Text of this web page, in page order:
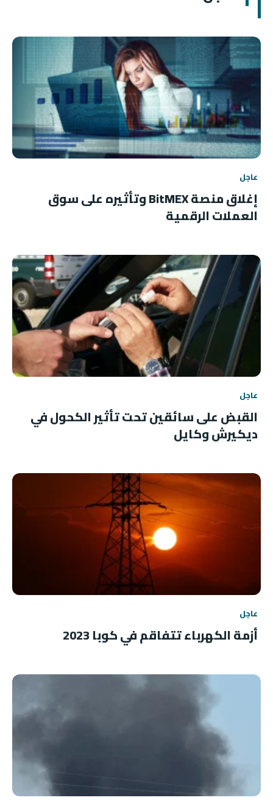
عاجل
إغلاق منصة BitMEX وتأثيره على سوق
العملات الرقمية
عاجل
القبض على سائقين تحت تأثير الكحول في
ديكيرش وكايل
عاجل
أزمة الكهرباء تتفاقم في كوبا 2023